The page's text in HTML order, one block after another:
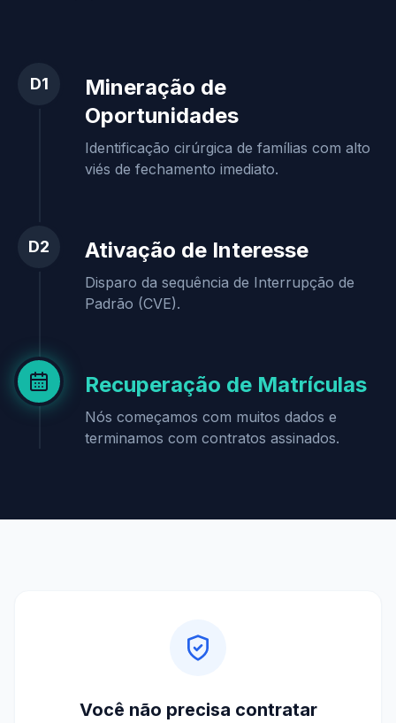
Mineração de
Oportunidades
Identificação cirúrgica de famílias com alto
viés de fechamento imediato.
D1
D2 Ativação de Interesse
Disparo da sequência de Interrupção de
Padrão (CVE).
Recuperação de Matrículas
Nós começamos com muitos dados e
terminamos com contratos assinados.
Você não precisa contratar